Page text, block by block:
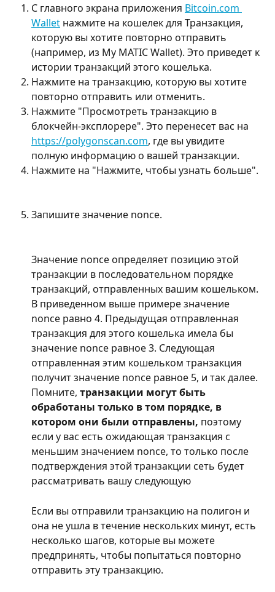
С главного экрана приложения Bitcoin.com
Wallet нажмите на кошелек для Транзакция,
которую вы хотите повторно отправить
(например, из My MATIC Wallet). Это приведет к
истории транзакций этого кошелька.
Нажмите на транзакцию, которую вы хотите
повторно отправить или отменить.
Нажмите "Просмотреть транзакцию в
блокчейн-эксплорере". Это перенесет вас на
https://polygonscan.com, где вы увидите
полную информацию о вашей транзакции.
Нажмите на "Нажмите, чтобы узнать больше".
Запишите значение nonce.
Значение nonce определяет позицию этой
транзакции в последовательном порядке
транзакций, отправленных вашим кошельком.
В приведенном выше примере значение
nonce равно 4. Предыдущая отправленная
транзакция для этого кошелька имела бы
значение nonce равное 3. Следующая
отправленная этим кошельком транзакция
получит значение nonce равное 5, и так далее.
Помните, транзакции могут быть
обработаны только в том порядке, в
котором они были отправлены, поэтому
если у вас есть ожидающая транзакция с
меньшим значением nonce, то только после
подтверждения этой транзакции сеть будет
рассматривать вашу следующую
Если вы отправили транзакцию на полигон и
она не ушла в течение нескольких минут, есть
несколько шагов, которые вы можете
предпринять, чтобы попытаться повторно
отправить эту транзакцию.